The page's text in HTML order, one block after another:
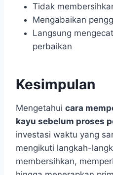
Tidak
Mengabaikan
Langsung
perbaikan
Kesimpulan
Mengetahui cara
kayu sebelum proses
investasi waktu yang
mengikuti langkah-
membersihkan,